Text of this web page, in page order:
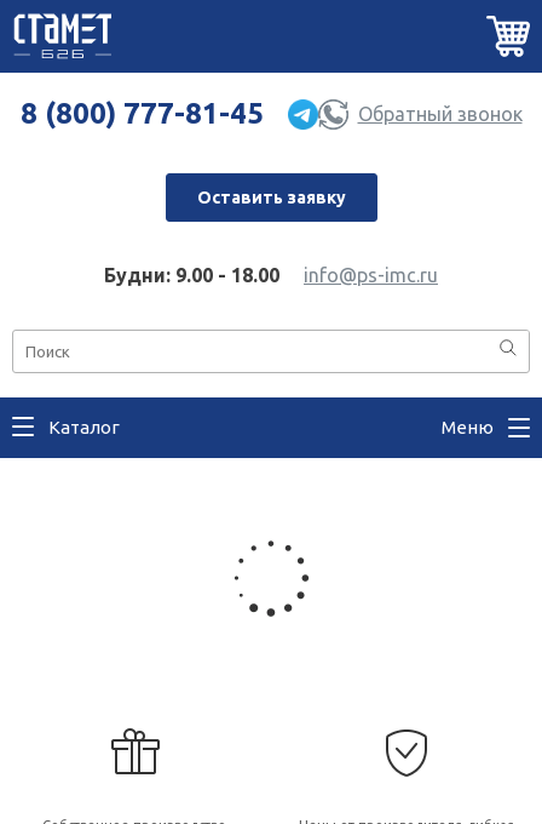
8 (800) 777-81-45 Обратный звонок
Оставить заявку
Будни: 9.00 - 18.00 info@ps-imc.ru
Каталог Меню